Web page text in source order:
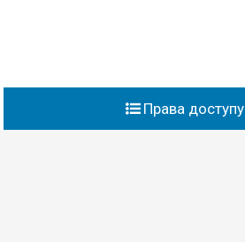
Права доступу